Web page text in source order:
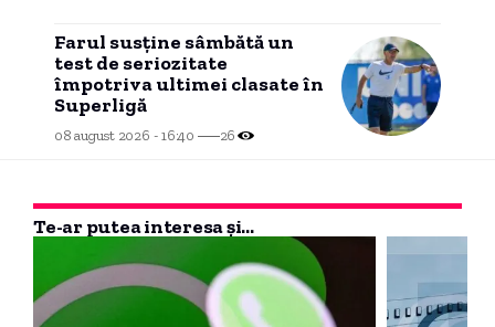
Farul susține sâmbătă un
test de seriozitate
împotriva ultimei clasate în
Superligă
08 august 2026 - 16:40 26
Te-ar putea interesa și...